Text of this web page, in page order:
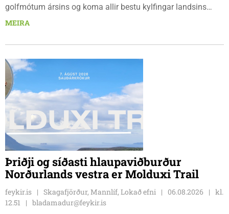
golfmótum ársins og koma allir bestu kylfingar landsins
saman til að sýna hæfileika sína. Golfklúbbur Skagafjarðar
Dagbjörtu Sísí Einarsdóttur, sem er nýkrýndur klúbbmeistari
MEIRA
Þriðji og síðasti hlaupaviðburður
Norðurlands vestra er Molduxi Trail
feykir.is Skagafjörður, Mannlíf, Lokað efni 06.08.2026
kl.
12.51
bladamadur@feykir.is